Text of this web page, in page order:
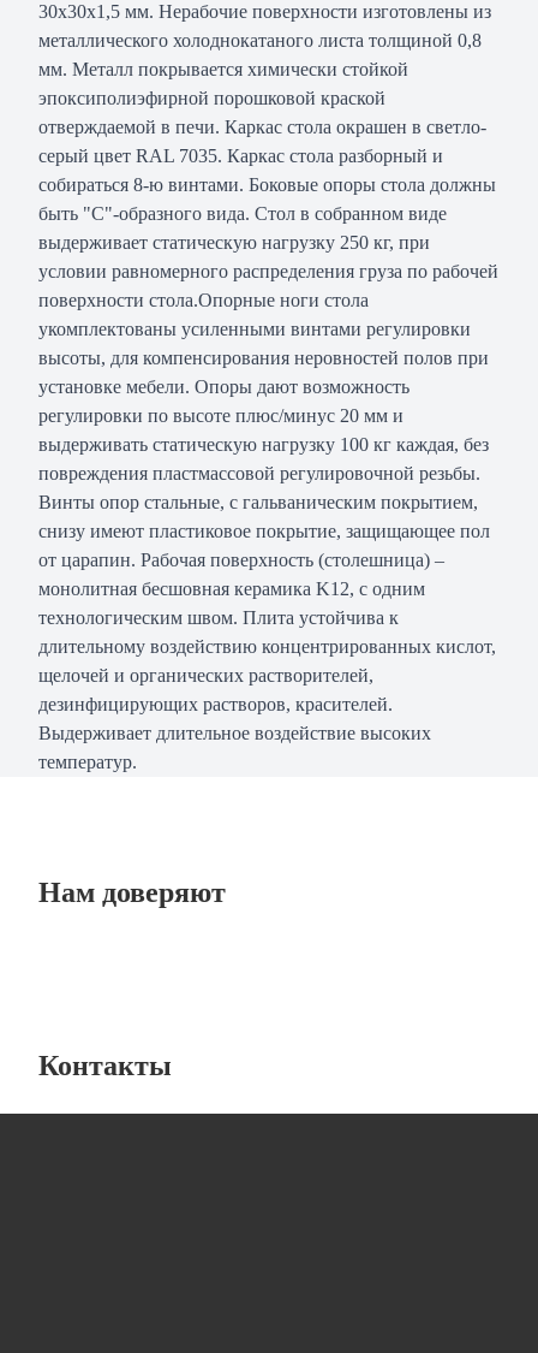
30х30х1,5 мм. Нерабочие поверхности изготовлены из
металлического холоднокатаного листа толщиной 0,8
мм. Металл покрывается химически стойкой
эпоксиполиэфирной порошковой краской
отверждаемой в печи. Каркас стола окрашен в светло-
серый цвет RAL 7035. Каркас стола разборный и
собираться 8-ю винтами. Боковые опоры стола должны
быть "С"-образного вида. Стол в собранном виде
выдерживает статическую нагрузку 250 кг, при
условии равномерного распределения груза по рабочей
поверхности стола.Опорные ноги стола
укомплектованы усиленными винтами регулировки
высоты, для компенсирования неровностей полов при
установке мебели. Опоры дают возможность
регулировки по высоте плюс/минус 20 мм и
выдерживать статическую нагрузку 100 кг каждая, без
повреждения пластмассовой регулировочной резьбы.
Винты опор стальные, с гальваническим покрытием,
снизу имеют пластиковое покрытие, защищающее пол
от царапин. Рабочая поверхность (столешница) –
монолитная бесшовная керамика K12, с одним
технологическим швом. Плита устойчива к
длительному воздействию концентрированных кислот,
щелочей и органических растворителей,
дезинфицирующих растворов, красителей.
Выдерживает длительное воздействие высоких
температур.
Нам доверяют
Контакты